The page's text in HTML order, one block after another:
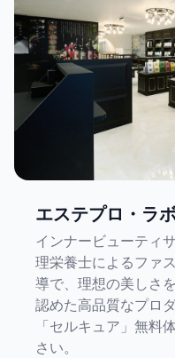
エステプロ・ラ
インナービューティ
理栄養士によるファ
導で、理想の美しさ
認めた高品質なプロ
「セルキュア」無料
さい。